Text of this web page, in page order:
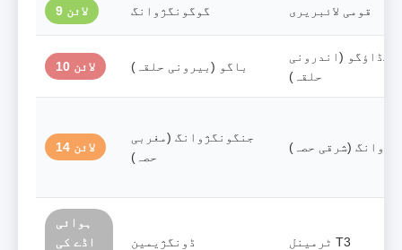
لائن 9 گوگونگژوانگ قومی لائبریری
لائن 10 باگو (بیرونی حلقہ)
چیڈاؤگو (اندرونی
حلقہ)
لائن 14
جنگونگژوانگ (مغربی
حصہ)
(شرقی حصہ)
ہوائی
اڈے کی
ڈونگژیمین ٹرمینل T3